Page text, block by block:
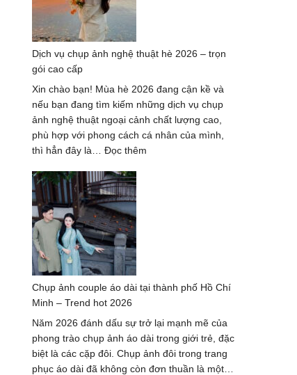
Chụp
Sự
Kiện
Đà
Nẵng
Chất
Lượng
Hàng
2027
Dịch vụ chụp ảnh nghệ thuật hè 2026 – trọn
gói cao cấp
Xin chào bạn! Mùa hè 2026 đang cận kề và
nếu bạn đang tìm kiếm những dịch vụ chụp
ảnh nghệ thuật ngoại cảnh chất lượng cao,
phù hợp với phong cách cá nhân của mình,
thì hẳn đây là… Đọc thêm
–
gói
cao
cấp
Chụp ảnh couple áo dài tại thành phố Hồ Chí
Minh – Trend hot 2026
Năm 2026 đánh dấu sự trở lại mạnh mẽ của
phong trào chụp ảnh áo dài trong giới trẻ, đặc
biệt là các cặp đôi. Chụp ảnh đôi trong trang
phục áo dài đã không còn đơn thuần là một…